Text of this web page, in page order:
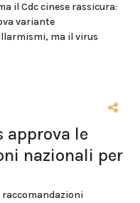
il Cdc cinese rassicura:
variante
ma il virus
approva le
nazionali per